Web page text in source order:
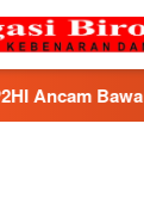
ke Jalur Hukum